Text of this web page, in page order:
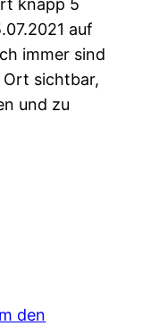
knapp 5
auf
immer sind
Ort sichtbar,
und zu